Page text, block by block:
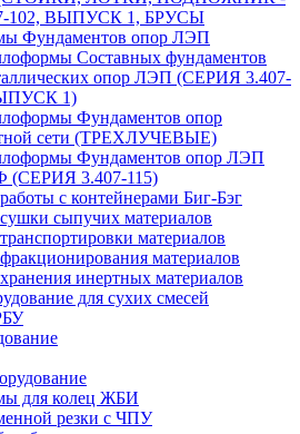
102, ВЫПУСК 1, БРУСЫ
Фундаментов опор ЛЭП
Составных фундаментов
опор ЛЭП (СЕРИЯ 3.407-
1)
Фундаментов опор
сети (ТРЕХЛУЧЕВЫЕ)
Фундаментов опор ЛЭП
(СЕРИЯ 3.407-115)
с контейнерами Биг-Бэг
сыпучих материалов
материалов
материалов
инертных материалов
для сухих смесей
для колец ЖБИ
резки с ЧПУ